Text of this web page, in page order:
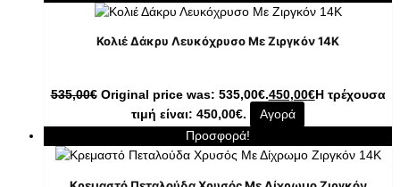
Κολιέ Δάκρυ Λευκόχρυσο Με Ζιργκόν 14K
535,00€ Original price was: 535,00€.450,00€Η τρέχουσα
τιμή είναι: 450,00€.
Αγορά
Προσφορά!